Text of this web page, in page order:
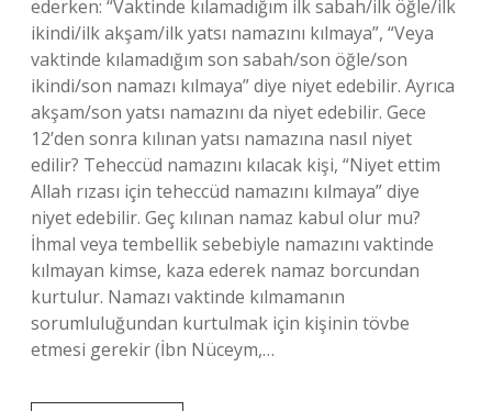
ederken: “Vaktinde kılamadığım ilk sabah/ilk öğle/ilk
ikindi/ilk akşam/ilk yatsı namazını kılmaya”, “Veya
vaktinde kılamadığım son sabah/son öğle/son
ikindi/son namazı kılmaya” diye niyet edebilir. Ayrıca
akşam/son yatsı namazını da niyet edebilir. Gece
12’den sonra kılınan yatsı namazına nasıl niyet
edilir? Teheccüd namazını kılacak kişi, “Niyet ettim
Allah rızası için teheccüd namazını kılmaya” diye
niyet edebilir. Geç kılınan namaz kabul olur mu?
İhmal veya tembellik sebebiyle namazını vaktinde
kılmayan kimse, kaza ederek namaz borcundan
kurtulur. Namazı vaktinde kılmamanın
sorumluluğundan kurtulmak için kişinin tövbe
etmesi gerekir (İbn Nüceym,…